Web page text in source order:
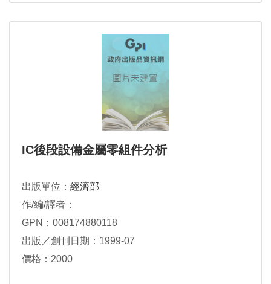
IC後段設備金屬零組件分析
出版單位： 經濟部
作/編/譯者：
GPN：008174880118
出版／創刊日期：1999-07
價格：2000